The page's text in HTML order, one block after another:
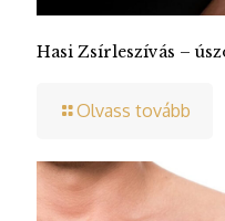
Hasi Zsírleszívás –
Olvass tovább